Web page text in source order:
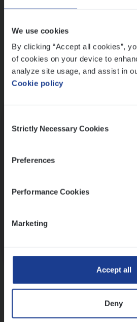
We use cookies
By clicking “Accept all cookies”,
of cookies on your device to
analyze site usage, and assist in
Cookie policy
Selection
Strictly Necessary Cookies
Preferences
Performance Cookies
Marketing
Accept all
Deny